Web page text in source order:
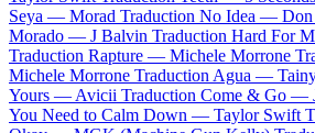
Seya — Morad Traduction No Idea —
Morado — J Balvin Traduction Hard For
Traduction Rapture — Michele Morrone
Michele Morrone Traduction Agua —
Yours — Avicii Traduction Come & Go —
You Need to Calm Down — Taylor Swift